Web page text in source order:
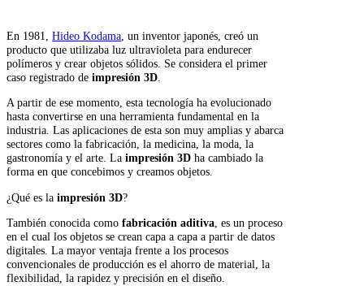
En 1981, Hideo Kodama , un inventor japonés, creó un
producto que utilizaba luz ultravioleta para endurecer
polímeros y crear objetos sólidos. Se considera el primer
caso registrado de impresión 3D
A partir de ese momento, esta tecnología ha evolucionado
hasta convertirse en una herramienta fundamental en la
industria. Las aplicaciones de esta son muy amplias y abarca
sectores como la fabricación, la medicina, la moda, la
gastronomía y el arte. La impresión 3D ha cambiado la
forma en que concebimos y creamos objetos.
¿Qué es la impresión 3D?
También conocida como fabricación aditiva, es un proceso
en el cual los objetos se crean capa a capa a partir de datos
digitales. La mayor ventaja frente a los procesos
convencionales de producción es el ahorro de material, la
flexibilidad, la rapidez y precisión en el diseño.